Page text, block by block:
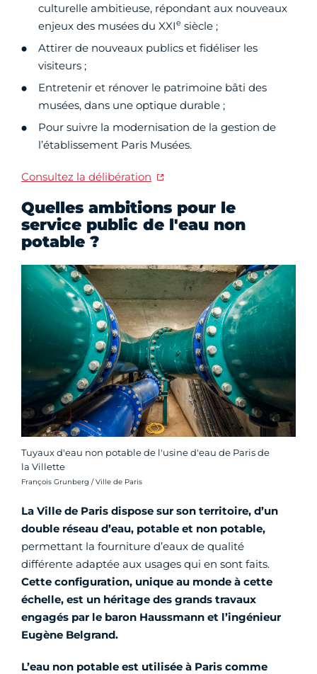
culturelle ambitieuse, répondant aux nouveaux
enjeux des musées du XXIe siècle ;
Attirer de nouveaux publics et fidéliser les
visiteurs ;
Entretenir et rénover le patrimoine bâti des
musées, dans une optique durable ;
Pour suivre la modernisation de la gestion de
l’établissement Paris Musées.
Consultez la délibération
Quelles ambitions pour le
service public de l'eau non
potable ?
Tuyaux d'eau non potable de l'usine d'eau de Paris de
la Villette
Crédit photo :
François Grunberg / Ville de Paris
La Ville de Paris dispose sur son territoire, d’un
double réseau d’eau, potable et non potable,
permettant la fourniture d’eaux de qualité
différente adaptée aux usages qui en sont faits.
Cette configuration, unique au monde à cette
échelle, est un héritage des grands travaux
engagés par le baron Haussmann et l’ingénieur
Eugène Belgrand.
L’eau non potable est utilisée à Paris comme